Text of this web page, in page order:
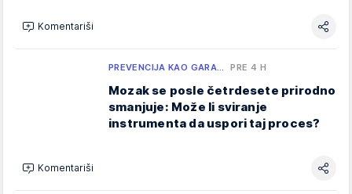
Komentariši
PREVENCIJA KAO GARA… PRE 4 H
Mozak se posle četrdesete prirodno
smanjuje: Može li sviranje
instrumenta da uspori taj proces?
Komentariši